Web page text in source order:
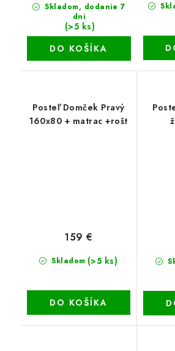
Skladom, dodanie 7
dni
(>5 ks)
DO KOŠÍKA
Posteľ Domček Pravý
160x80 + matrac +rošt
Skladom (>5 ks)
159 €
DO KOŠÍKA